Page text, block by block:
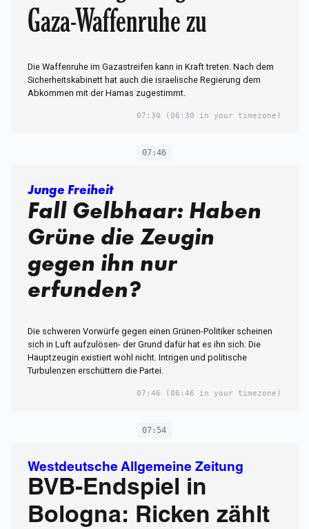
Gaza-Waffenruhe zu
Die Waffenruhe im Gazastreifen kann in Kraft treten. Nach dem
Sicherheitskabinett hat auch die israelische Regierung dem
Abkommen mit der Hamas zugestimmt.
07:30 (06:30 in your timezone)
07:46
Junge Freiheit
Fall Gelbhaar: Haben
Grüne die Zeugin
gegen ihn nur
erfunden?
Die schweren Vorwürfe gegen einen Grünen-Politiker scheinen
sich in Luft aufzulösen- der Grund dafür hat es ihn sich: Die
Hauptzeugin existiert wohl nicht. Intrigen und politische
Turbulenzen erschüttern die Partei.
07:46 (06:46 in your timezone)
07:54
Westdeutsche Allgemeine Zeitung
BVB-Endspiel in
Bologna: Ricken zählt